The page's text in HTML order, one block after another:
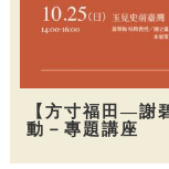
【方寸福田—謝
動－專題講座